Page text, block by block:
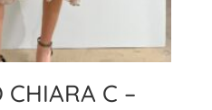
CHIARA C –